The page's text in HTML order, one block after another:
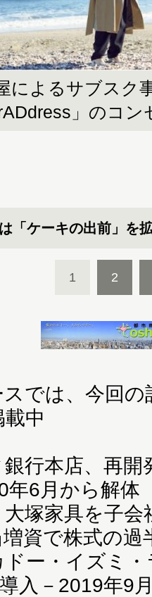
によるサブスク
」のコ
「ケーキの出前」
1 2
では、今回の
中
行本店、再開
年6月から解体
塚家具を子
資で株式の過
ー・イズミ
入－2019年9